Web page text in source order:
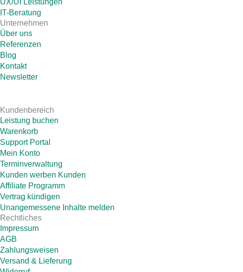
UX/UI Leistungen
IT-Beratung
Unternehmen
Über uns
Referenzen
Blog
Kontakt
Newsletter
Kundenbereich
Leistung buchen
Warenkorb
Support Portal
Mein Konto
Terminverwaltung
Kunden werben Kunden
Affiliate Programm
Vertrag kündigen
Unangemessene Inhalte melden
Rechtliches
Impressum
AGB
Zahlungsweisen
Versand & Lieferung